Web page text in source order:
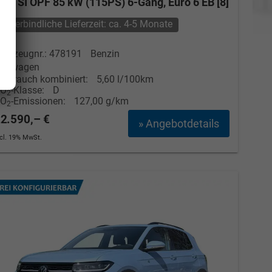
unverbindliche Lieferzeit: ca. 4-5 Monate
Fahrzeugnr.: 478191
Benzin
Neuwagen
Verbrauch kombiniert:
5,60 l/100km
2-Klasse:
D
2-Emissionen: 127,00 g/km
» Angebotdetails
€
19% MwSt.